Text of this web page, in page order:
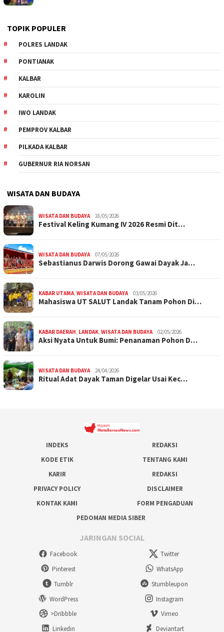
TOPIK POPULER
POLRES LANDAK
PONTIANAK
KALBAR
KAROLIN
IWO LANDAK
PEMPROV KALBAR
PILKADA KALBAR
GUBERNUR RIA NORSAN
WISATA DAN BUDAYA
WISATA DAN BUDAYA 18/05/2026
Festival Keling Kumang IV 2026 Resmi Dit…
WISATA DAN BUDAYA 07/05/2026
Sebastianus Darwis Dorong Gawai Dayak Ja…
KABAR UTAMA, WISATA DAN BUDAYA 03/05/2026
Mahasiswa UT SALUT Landak Tanam Pohon Di…
KABAR DAERAH, LANDAK, WISATA DAN BUDAYA 02/05/2026
Aksi Nyata Untuk Bumi: Penanaman Pohon D…
WISATA DAN BUDAYA 24/04/2026
Ritual Adat Dayak Taman Digelar Usai Kec…
INDEKS
REDAKSI
KODE ETIK
TENTANG KAMI
KARIR
REDAKSI
PRIVACY POLICY
DISCLAIMER
KONTAK KAMI
FORM PENGADUAN
PEDOMAN MEDIA SIBER
JARINGAN SOCIAL
Facebook
Twitter
Pinterest
WhatsApp
Tumblr
Stumbleupon
WordPress
Instagram
>Dribbble
Vimeo
Linkedin
Deviantart